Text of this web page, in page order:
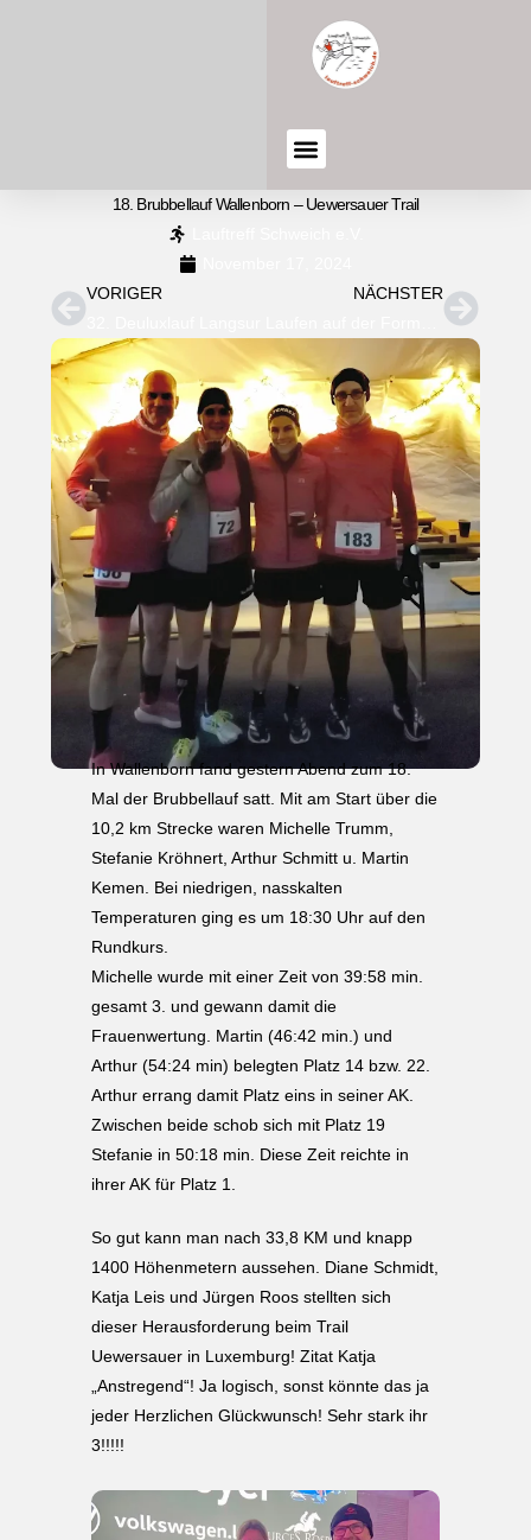
18. Brubbellauf Wallenborn – Uewersauer Trail
VORIGER
NÄCHSTER
In Wallenborn fand gestern Abend zum 18.
Mal der Brubbellauf satt. Mit am Start über die
10,2 km Strecke waren Michelle Trumm,
Stefanie Kröhnert, Arthur Schmitt u. Martin
Kemen. Bei niedrigen, nasskalten
Temperaturen ging es um 18:30 Uhr auf den
Rundkurs.
Michelle wurde mit einer Zeit von 39:58 min.
gesamt 3. und gewann damit die
Frauenwertung. Martin (46:42 min.) und
Arthur (54:24 min) belegten Platz 14 bzw. 22.
Arthur errang damit Platz eins in seiner AK.
Zwischen beide schob sich mit Platz 19
Stefanie in 50:18 min. Diese Zeit reichte in
ihrer AK für Platz 1.
So gut kann man nach 33,8 KM und knapp
1400 Höhenmetern aussehen. Diane Schmidt,
Katja Leis und Jürgen Roos stellten sich
dieser Herausforderung beim Trail
Uewersauer in Luxemburg! Zitat Katja
„Anstregend“! Ja logisch, sonst könnte das ja
jeder Herzlichen Glückwunsch! Sehr stark ihr
3!!!!!